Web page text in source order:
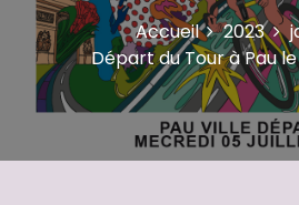
Accueil 2023
Départ du Tour à Pau